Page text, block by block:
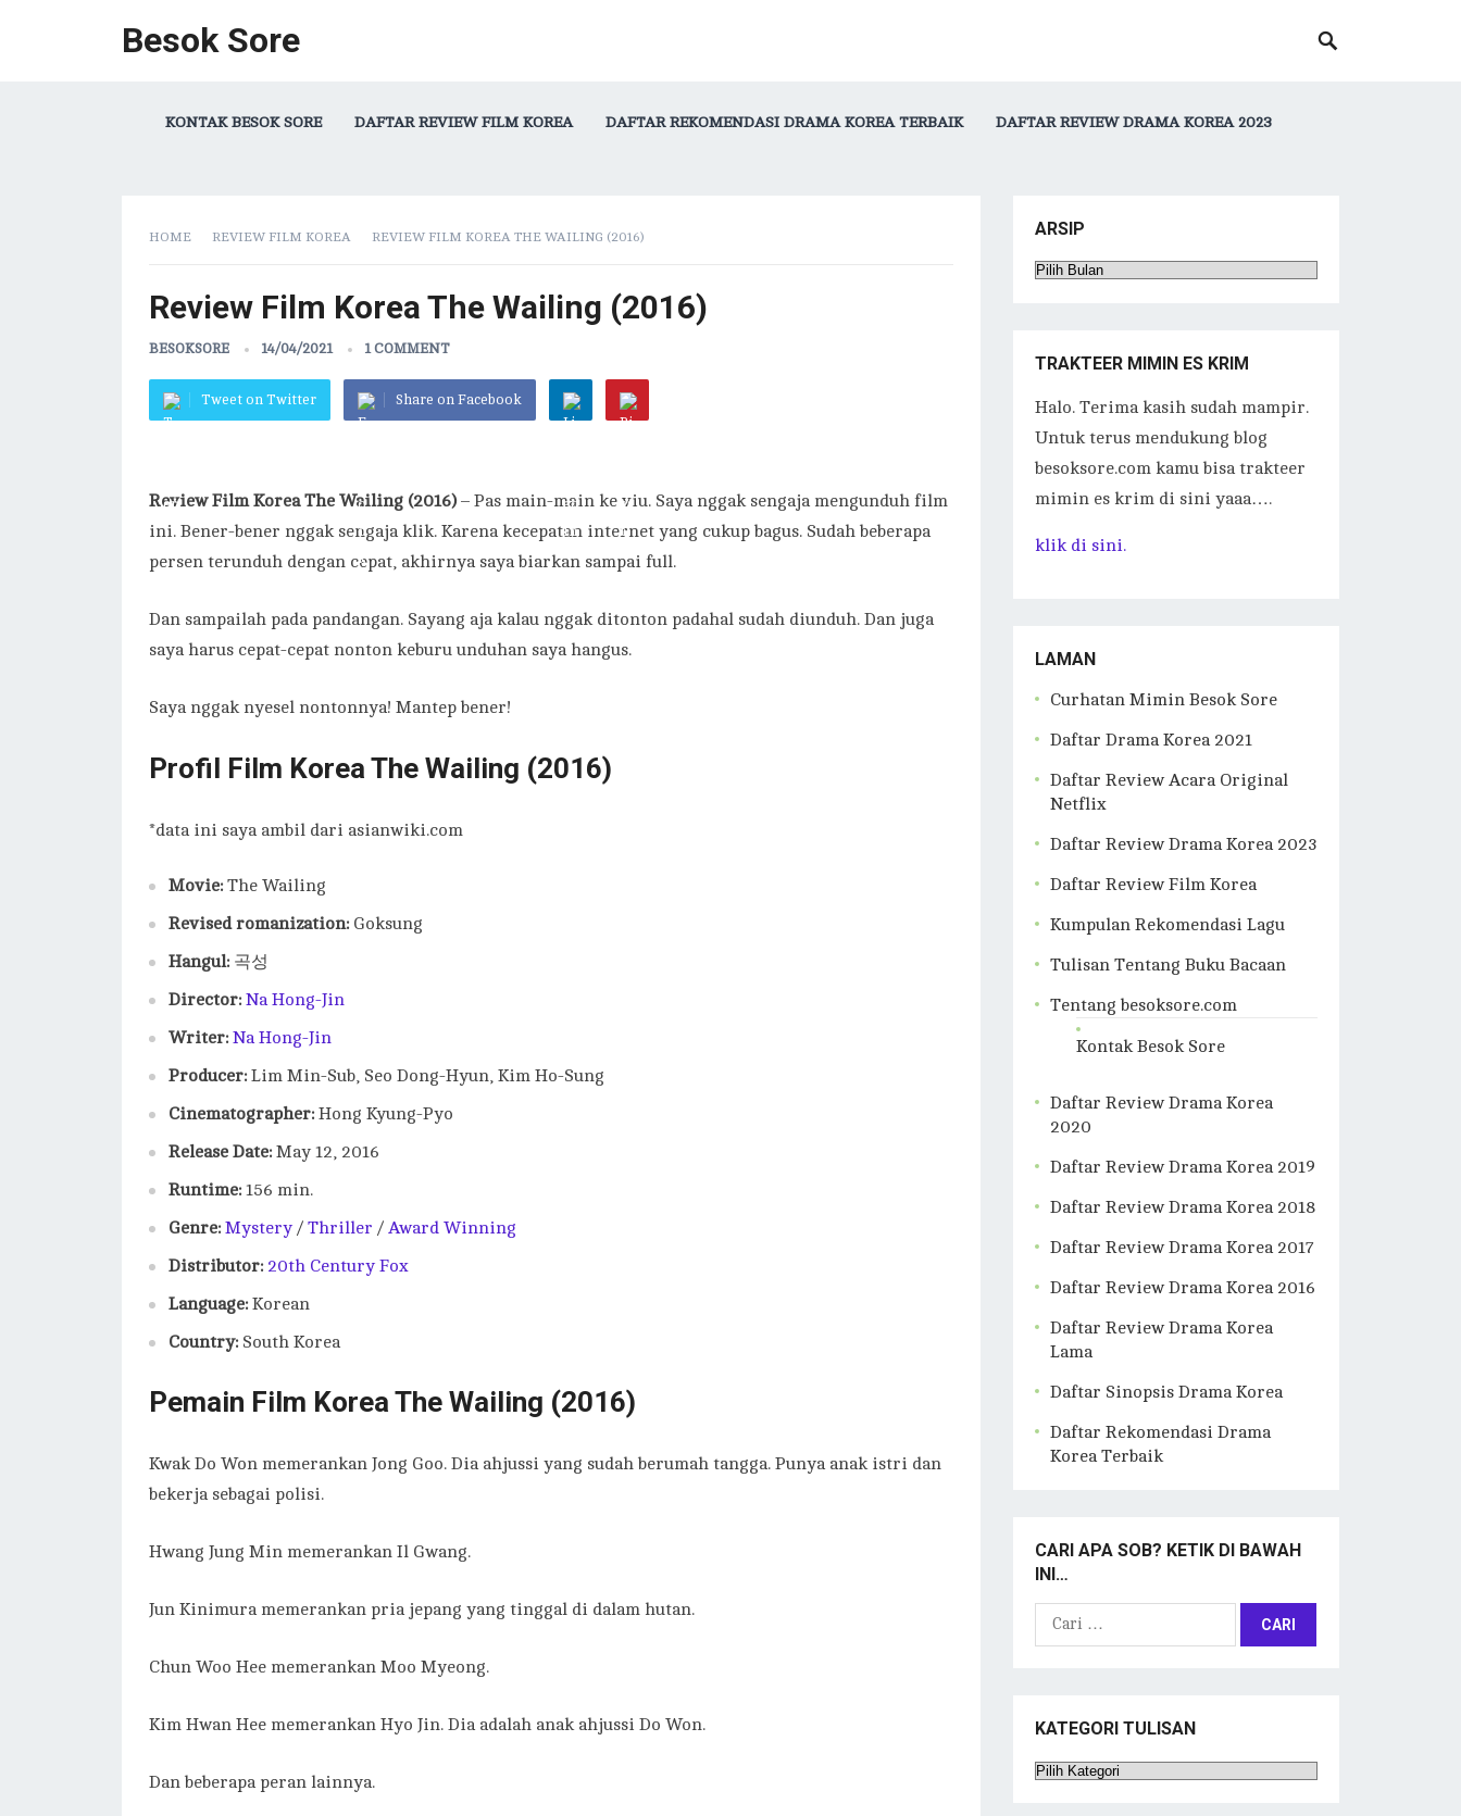
Besok Sore
KONTAK BESOK SORE DAFTAR REVIEW FILM KOREA DAFTAR REKOMENDASI DRAMA KOREA TERBAIK DAFTAR REVIEW DRAMA KOREA 2023
HOME REVIEW FILM KOREA REVIEW FILM KOREA THE WAILING (2016)
Review Film Korea The Wailing (2016)
BESOKSORE 14/04/2021 1 COMMENT
Tweet on Twitter Share on Facebook
Review Film Korea The Wailing (2016)– Pas main-main ke viu. Saya nggak sengaja mengunduh film
ini. Bener-bener nggak sengaja klik. Karena kecepatan internet yang cukup bagus. Sudah beberapa
persen terunduh dengan cepat, akhirnya saya biarkan sampai full.
Dan sampailah pada pandangan. Sayang aja kalau nggak ditonton padahal sudah diunduh. Dan juga
saya harus cepat-cepat nonton keburu unduhan saya hangus.
Saya nggak nyesel nontonnya! Mantep bener!
Profil Film Korea The Wailing (2016)
*data ini saya ambil dari asianwiki.com
Movie:The Wailing
Revised romanization:Goksung
Hangul:곡성
Director: Na Hong-Jin
Writer: Na Hong-Jin
Producer:Lim Min-Sub, Seo Dong-Hyun, Kim Ho-Sung
Cinematographer:Hong Kyung-Pyo
Release Date:May 12, 2016
Runtime:156 min.
Genre: Mystery / Thriller / Award Winning
Distributor: 20th Century Fox
Language:Korean
Country:South Korea
Pemain Film Korea The Wailing (2016)
Kwak Do Won memerankan Jong Goo. Dia ahjussi yang sudah berumah tangga. Punya anak istri dan
bekerja sebagai polisi.
Hwang Jung Min memerankan Il Gwang.
Jun Kinimura memerankan pria jepang yang tinggal di dalam hutan.
Chun Woo Hee memerankan Moo Myeong.
Kim Hwan Hee memerankan Hyo Jin. Dia adalah anak ahjussi Do Won.
Dan beberapa peran lainnya.
ARSIP
Arsip
TRAKTEER MIMIN ES KRIM
Halo. Terima kasih sudah mampir.
Untuk terus mendukung blog
besoksore.com kamu bisa trakteer
mimin es krim di sini yaaa….
klik di sini.
LAMAN
Curhatan Mimin Besok Sore
Daftar Drama Korea 2021
Daftar Review Acara Original
Netflix
Daftar Review Drama Korea 2023
Daftar Review Film Korea
Kumpulan Rekomendasi Lagu
Tulisan Tentang Buku Bacaan
Tentang besoksore.com
Kontak Besok Sore
Daftar Review Drama Korea
2020
Daftar Review Drama Korea 2019
Daftar Review Drama Korea 2018
Daftar Review Drama Korea 2017
Daftar Review Drama Korea 2016
Daftar Review Drama Korea
Lama
Daftar Sinopsis Drama Korea
Daftar Rekomendasi Drama
Korea Terbaik
CARI APA SOB? KETIK DI BAWAH
INI…
Cari
KATEGORI TULISAN
Kategori